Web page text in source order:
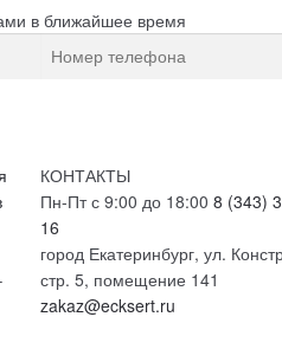
в ближайшее время
КОНТАКТЫ
Пн-Пт с 9:00 до 18:00 8 (343)
16
город Екатеринбург, ул.
стр. 5, помещение 141
zakaz@ecksert.ru